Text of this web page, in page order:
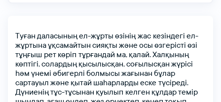
Туған даласыныңел-жұрты өзінің жас кезіндегі ел-
жұртынаұқсамайтын сияқты және осы өзгерісті өзі
тұңғыш рет көріп тұрғандай ма, қалай.Халқының
көптігі,солардың қысылысқан,соғылысқан жүрісі
һәм үнемі әбигерлі болмысы жағынан бұлар
сартауыл және қытай шаһарларды еске түсіреді.
Дүниеніңтұс-тұсынан қуылып келген құлдартемір